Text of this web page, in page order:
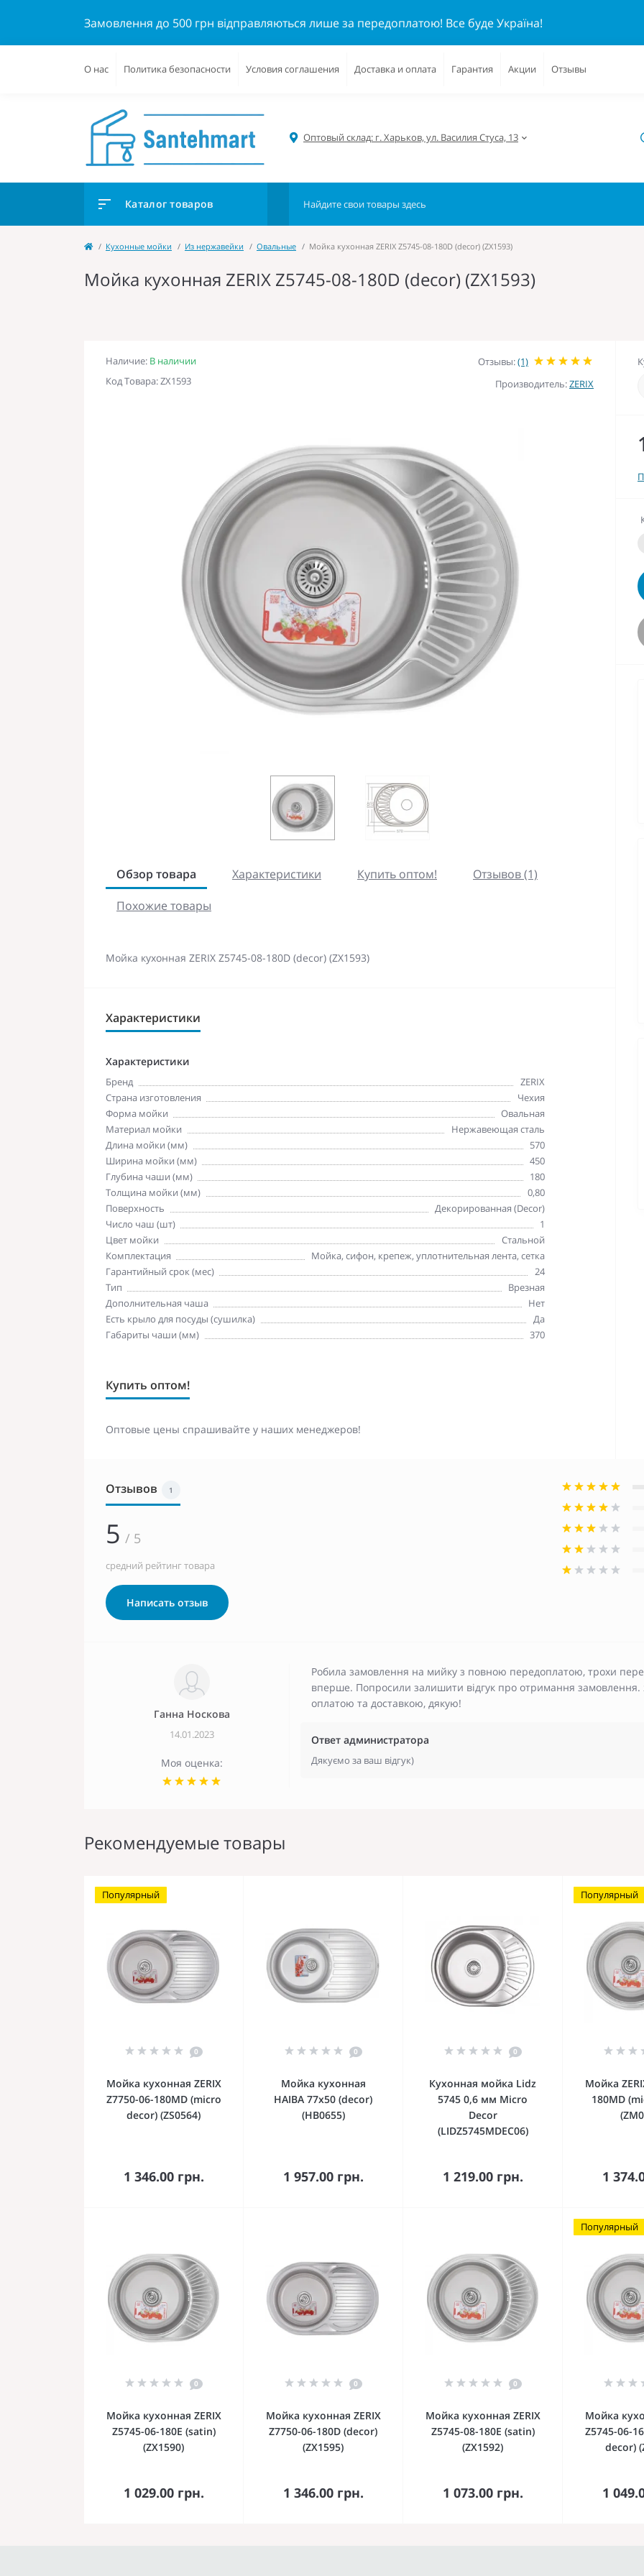
Замовлення до 500 грн відправляються лише за передоплатою! Все буде Україна!
О нас Политика безопасности Условия соглашения Доставка и оплата Гарантия Акции Отзывы
Оптовый склад: г. Харьков, ул. Василия Стуса, 13
Каталог товаров
Кухонные мойки Из нержавейки Овальные Мойка кухонная ZERIX Z5745-08-180D (decor) (ZX1593)
Мойка кухонная ZERIX Z5745-08-180D (decor) (ZX1593)
Наличие: В наличии
Код Товара: ZX1593
Отзывы:(1)
Производитель:ZERIX
Обзор товара Характеристики Купить оптом!
Отзывов (1)
Похожие товары
Мойка кухонная ZERIX Z5745-08-180D (decor) (ZX1593)
Характеристики
Характеристики
Бренд
ZERIX
Страна изготовления
Чехия
Форма мойки
Овальная
Материал мойки
Нержавеющая сталь
Длина мойки (мм)
570
Ширина мойки (мм)
450
Глубина чаши (мм)
180
Толщина мойки (мм)
0,80
Поверхность
Декорированная (Decor)
Число чаш (шт)
1
Цвет мойки
Стальной
Комплектация
Мойка, сифон, крепеж, уплотнительная лента, сетка
Гарантийный срок (мес)
24
Тип
Врезная
Дополнительная чаша
Нет
Есть крыло для посуды (сушилка)
Да
Габариты чаши (мм)
370
Купить оптом!
Оптовые цены спрашивайте у наших менеджеров!
Отзывов 1
5 / 5
средний рейтинг товара
Написать отзыв
Ганна Носкова
14.01.2023
Моя оценка:
Робила замовлення на мийку з повною передоплатою, трохи
вперше. Попросили залишити відгук про отримання замовлення.
оплатою та доставкою, дякую!
Ответ администратора
Дякуємо за ваш відгук)
Рекомендуемые товары
Популярный
0
Мойка кухонная ZERIX
Z7750-06-180MD (micro
decor) (ZS0564)
1 346.00 грн.
В корзину
0
Мойка кухонная
HAIBA 77x50 (decor)
(HB0655)
1 957.00 грн.
В корзину
0
Кухонная мойка Lidz
5745 0,6 мм Micro
Decor
(LIDZ5745MDEC06)
1 219.00 грн.
В корзину
Популярный
Мойка
180MD
1 В
0
Мойка кухонная ZERIX
Z5745-06-180E (satin)
(ZX1590)
1 029.00 грн.
В корзину
0
Мойка кухонная ZERIX
Z7750-06-180D (decor)
(ZX1595)
1 346.00 грн.
В корзину
0
Мойка кухонная ZERIX
Z5745-08-180E (satin)
(ZX1592)
1 073.00 грн.
В корзину
Популярный
Мойка
Z5745-06-
decor)
1 В